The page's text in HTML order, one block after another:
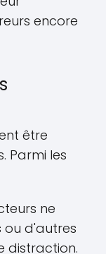
encore
être
Parmi les
ne
ou d'autres
distraction.